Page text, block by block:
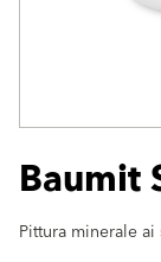
Baumit
Pittura minerale